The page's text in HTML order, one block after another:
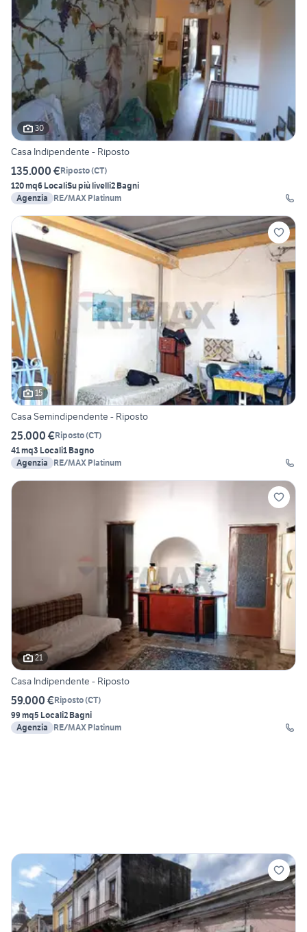
30
Casa Indipendente - Riposto
135.000 €Riposto(CT)
120 mq6 LocaliSu più livelli2 Bagni
Agenzia
RE/MAX Platinum
15
Casa Semindipendente - Riposto
25.000 €Riposto(CT)
41 mq3 Locali1 Bagno
Agenzia
RE/MAX Platinum
21
Casa Indipendente - Riposto
59.000 €Riposto(CT)
99 mq5 Locali2 Bagni
Agenzia
RE/MAX Platinum